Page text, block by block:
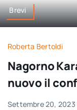
Brevi
Roberta Bertoldi
Nagorno
nuovo il
Settembre 20, 2023